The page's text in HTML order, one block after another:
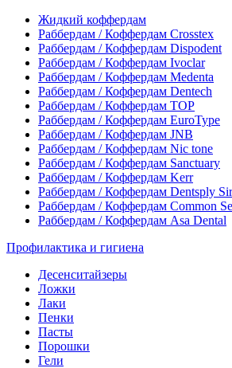
Жидкий коффердам
Раббердам / Коффердам Crosstex
Раббердам / Коффердам Dispodent
Раббердам / Коффердам Ivoclar
Раббердам / Коффердам Medenta
Раббердам / Коффердам Dentech
Раббердам / Коффердам ТОР
Раббердам / Коффердам EuroType
Раббердам / Коффердам JNB
Раббердам / Коффердам Nic tone
Раббердам / Коффердам Sanctuary
Раббердам / Коффердам Kerr
Раббердам / Коффердам Dentsply
Раббердам / Коффердам Common
Раббердам / Коффердам Asa Dental
Профилактика и гигиена
Десенситайзеры
Ложки
Лаки
Пенки
Пасты
Порошки
Гели